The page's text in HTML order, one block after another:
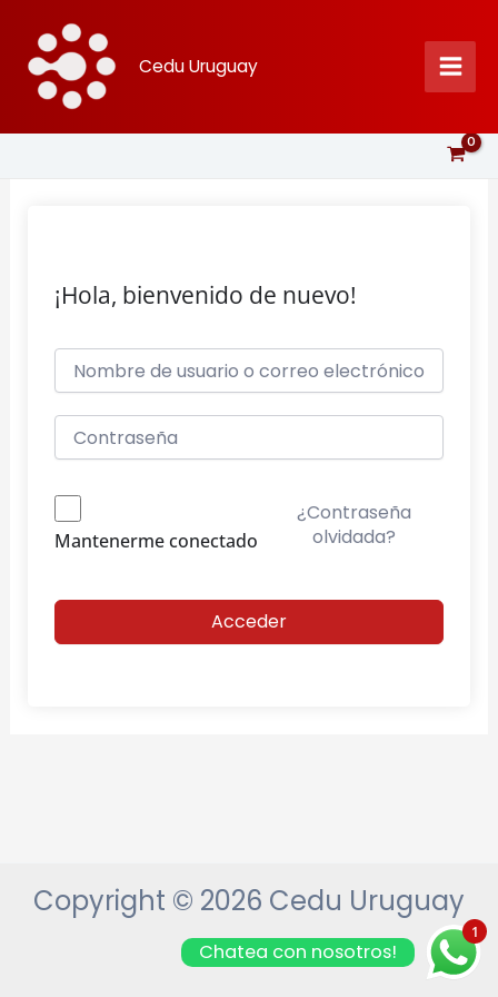
contenido
Cedu Uruguay
¡Hola, bienvenido de nuevo!
Mantenerme conectado
¿Contraseña
olvidada?
Acceder
Copyright © 2026 Cedu Uruguay
1
Chatea con nosotros!